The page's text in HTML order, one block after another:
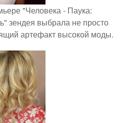
"Человека - Паука:
зендея выбрала не просто
артефакт высокой моды.